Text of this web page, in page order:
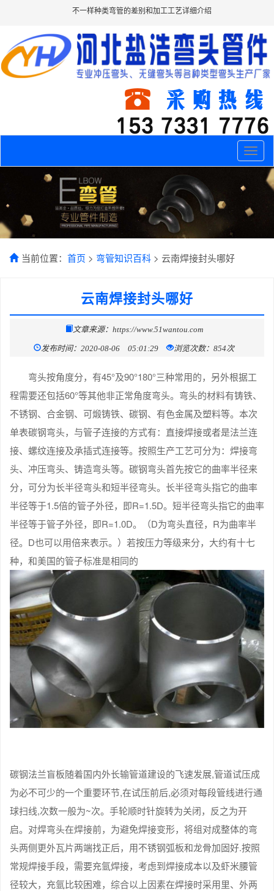
不一样种类弯管的差别和加工工艺详细介绍
Toggle
当前位置： 首页 > 弯管知识百科 > 云南焊接封头哪好
云南焊接封头哪好
文章来源：https://www.51wantou.com
发布时间：2020-08-06 05:01:29 浏览次数：854次
弯头按角度分，有45°及90°180°三种常用的，另外根据工
程需要还包括60°等其他非正常角度弯头。弯头的材料有铸铁、
不锈钢、合金钢、可煅铸铁、碳钢、有色金属及塑料等。本次
单表碳钢弯头，与管子连接的方式有：直接焊接或者是法兰连
接、螺纹连接及承插式连接等。按照生产工艺可分为：焊接弯
头、冲压弯头、铸造弯头等。碳钢弯头首先按它的曲率半径来
分，可分为长半径弯头和短半径弯头。长半径弯头指它的曲率
半径等于1.5倍的管子外径，即R=1.5D。短半径弯头指它的曲率
半径等于管子外径，即R=1.0D。（D为弯头直径，R为曲率半
径。D也可以用倍来表示。）若按压力等级来分，大约有十七
种，和美国的管子标准是相同的
碳钢法兰盲板随着国内外长输管道建设的飞速发展,管道试压成
为必不可少的一个重要环节,在试压前后,必须对每段管线进行通
球扫线,次数一般为~次。手轮顺时针旋转为关闭，反之为开
启。对焊弯头在焊接前，为避免焊接变形，将组对成整体的弯
头两侧更外瓦片两端找正后，用不锈钢弧板和龙骨加固好.按照
常规焊接手段，需要充氩焊接，考虑到焊接成本以及虾米腰管
径较大，充氩比较困难，综合以上因素在焊接时采用里、外两